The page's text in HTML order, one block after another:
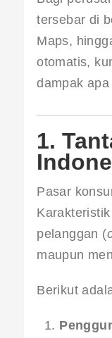
tersebar di
Maps,
otomatis,
dampak
1.
Pasar
pelanggan (
maupun
Berikut